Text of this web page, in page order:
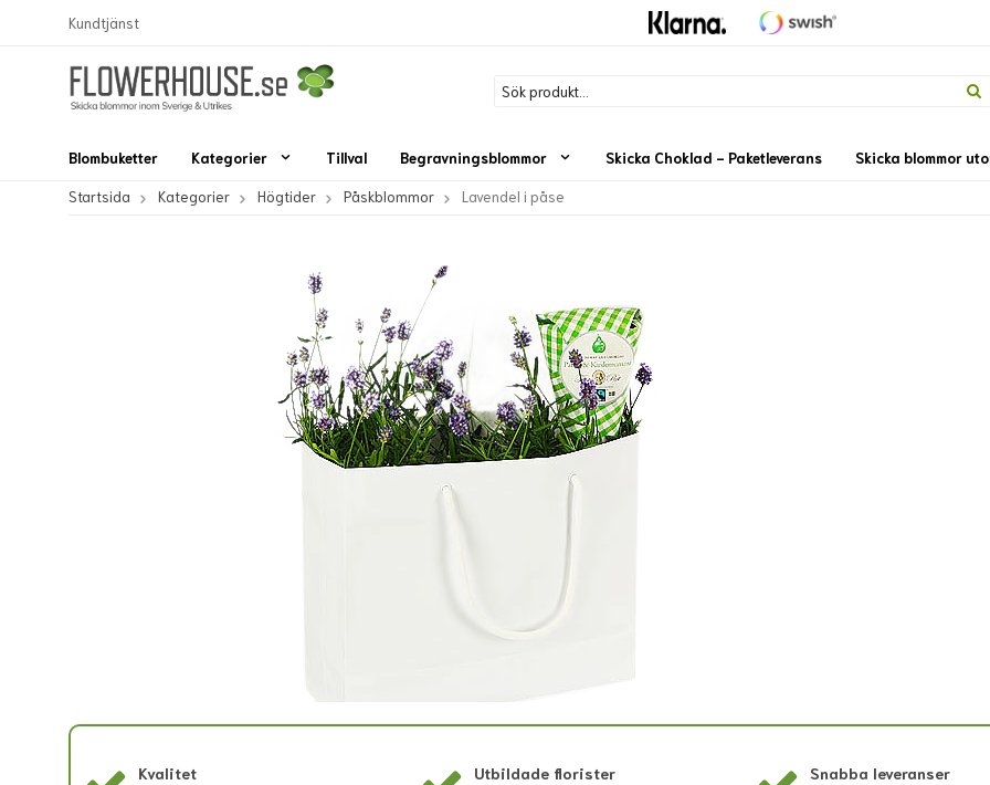
Kundtjänst
Blombuketter Kategorier Tillval Begravningsblommor Skicka Choklad - Paketleverans Skicka blommor
Startsida Kategorier Högtider Påskblommor Lavendel i påse
Kvalitet Utbildade florister Snabba leveranser